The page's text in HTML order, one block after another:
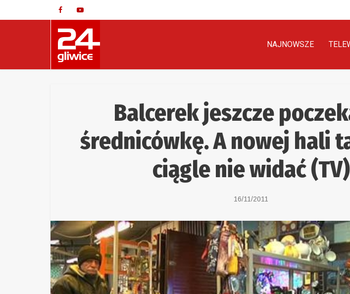
NAJNOWSZE
Balcerek jeszcze
średnicówkę. A nowej hali
ciągle nie widać (TV)
16/11/2011